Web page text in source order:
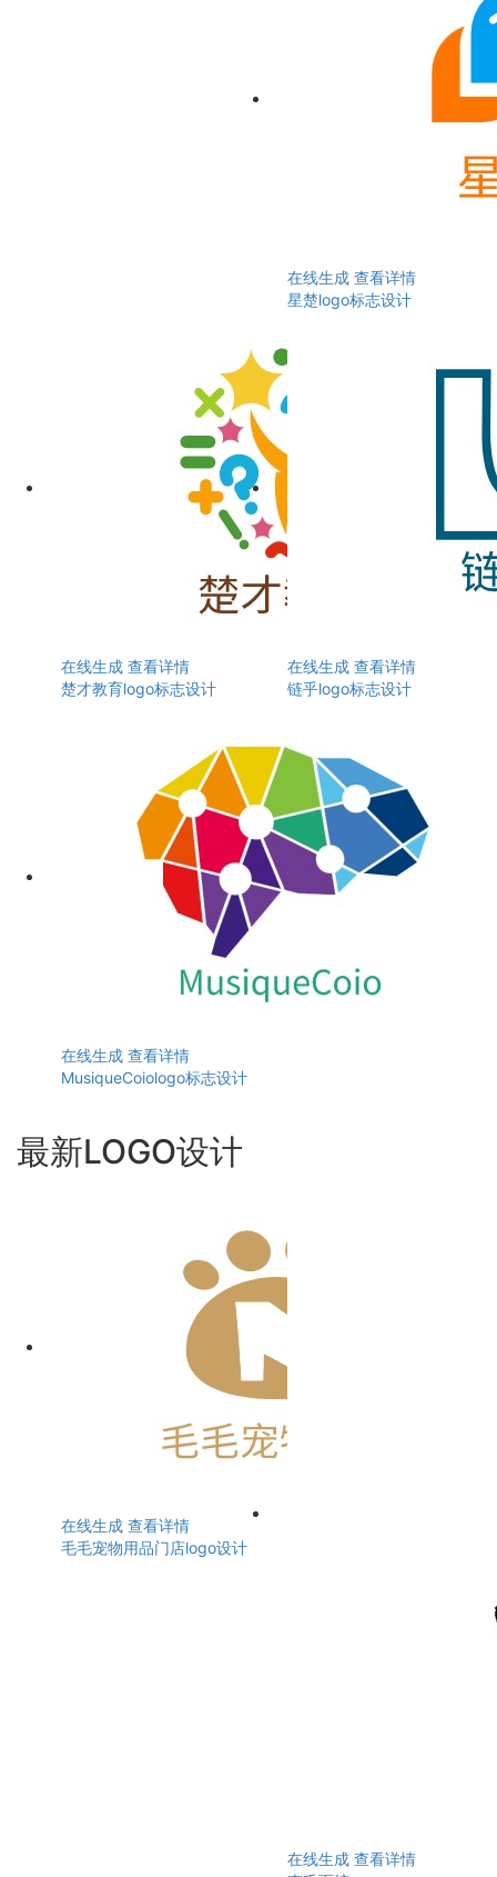
在线生成 查看详情
星楚logo标志设计
在线生成 查看详情
楚才教育logo标志设计
在线生成 查看详情
链乎logo标志设计
在线生成 查看详情
MusiqueCoiologo标志设计
最新LOGO设计
在线生成 查看详情
毛毛宠物用品门店logo设计
在线生成 查看详情